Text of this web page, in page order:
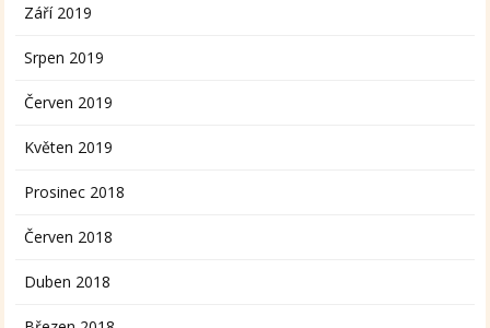
Září 2019
Srpen 2019
Červen 2019
Květen 2019
Prosinec 2018
Červen 2018
Duben 2018